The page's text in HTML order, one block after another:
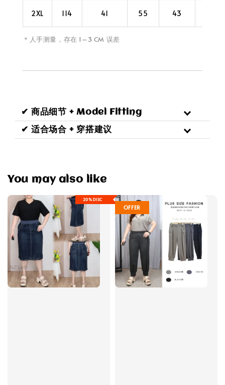
2XL 114 41 55 43
＊人手测量，存在 1–3 CM 误差
✔ 商品细节 + Model Fitting
✔ 适合场合 + 穿搭建议
You may also like
20%DISC
OFFER